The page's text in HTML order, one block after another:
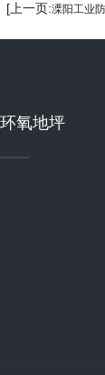
[上一页:溧阳工业
氧地坪